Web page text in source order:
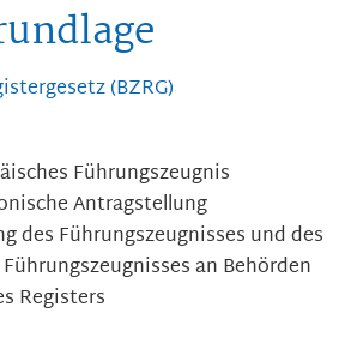
(BZRG)
Führungszeugnis
Antragstellung
des Führungszeugnisses und des
an Behörden
Registers